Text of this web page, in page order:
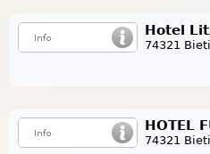
Hotel
74321
HOTEL
74321